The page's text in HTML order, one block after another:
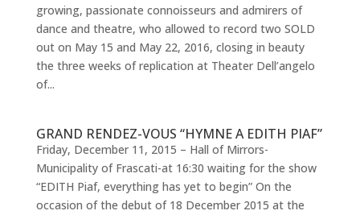
growing, passionate connoisseurs and admirers of
dance and theatre, who allowed to record two SOLD
out on May 15 and May 22, 2016, closing in beauty
the three weeks of replication at Theater Dell’angelo
of...
GRAND RENDEZ-VOUS “HYMNE A EDITH PIAF”
Friday, December 11, 2015 – Hall of Mirrors-
Municipality of Frascati-at 16:30 waiting for the show
“EDITH Piaf, everything has yet to begin” On the
occasion of the debut of 18 December 2015 at the